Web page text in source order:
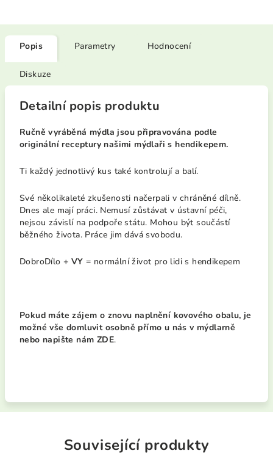
Popis Parametry Hodnocení
Diskuze
Detailní popis produktu
Ručně vyráběná mýdla jsou připravována podle
originální receptury našimi mýdlaři s hendikepem.
Ti každý jednotlivý kus také kontrolují a balí.
Své několikaleté zkušenosti načerpali v chráněné dílně.
Dnes ale mají práci. Nemusí zůstávat v ústavní péči,
nejsou závislí na podpoře státu. Mohou být součástí
běžného života. Práce jim dává svobodu.
DobroDílo + VY = normální život pro lidi s hendikepem
Pokud máte zájem o znovu naplnění kovového obalu, je
možné vše domluvit osobně přímo u nás v mýdlarně
nebo napište nám ZDE.
Související produkty